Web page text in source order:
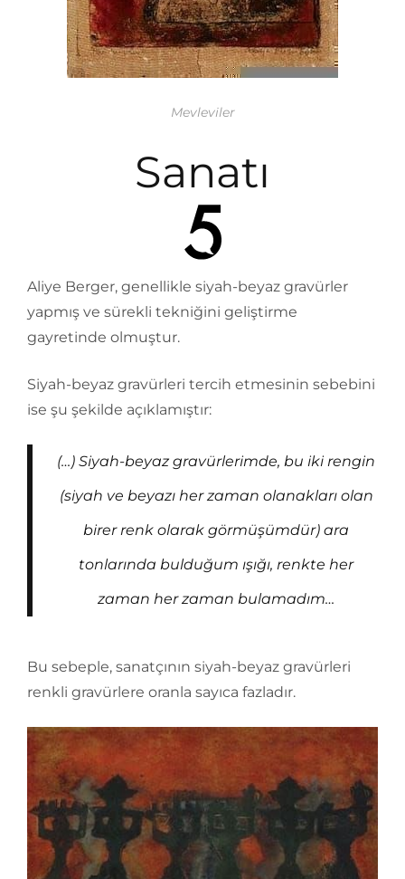
Mevleviler
Sanatı
Aliye Berger, genellikle siyah-beyaz gravürler
yapmış ve sürekli tekniğini geliştirme
gayretinde olmuştur.
Siyah-beyaz gravürleri tercih etmesinin sebebini
ise şu şekilde açıklamıştır:
(…) Siyah-beyaz gravürlerimde, bu iki rengin
(siyah ve beyazı her zaman olanakları olan
birer renk olarak görmüşümdür) ara
tonlarında bulduğum ışığı, renkte her
zaman her zaman bulamadım…
Bu sebeple, sanatçının siyah-beyaz gravürleri
renkli gravürlere oranla sayıca fazladır.